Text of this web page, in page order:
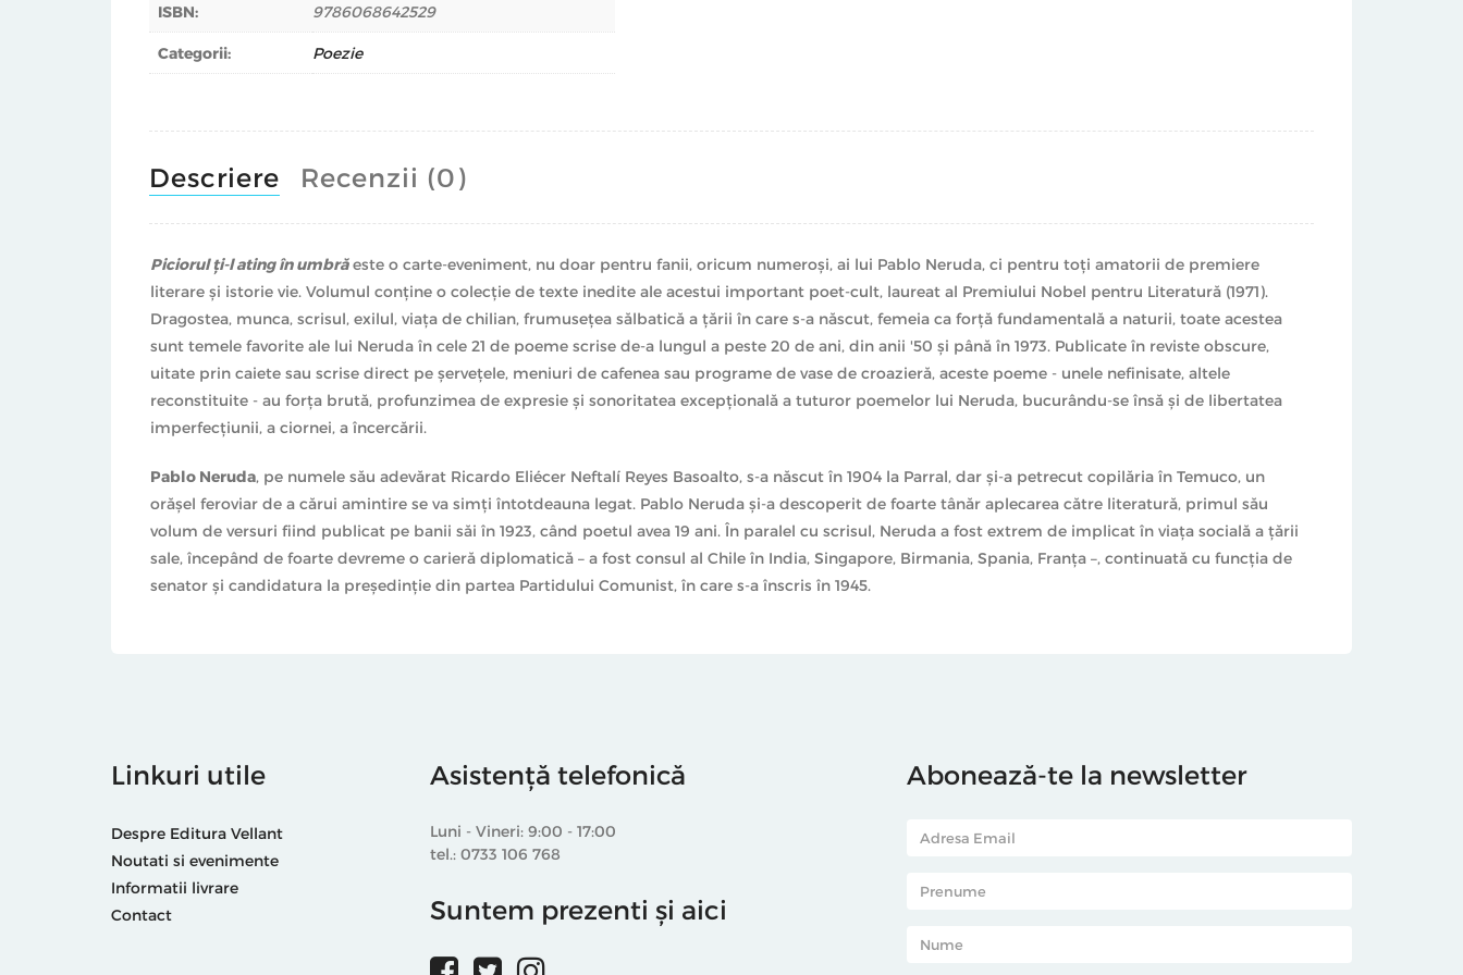
ISBN: 9786068642529
Categorii: Poezie
Descriere Recenzii (0)
Piciorulți-l ating în umbrăeste o carte-eveniment, nu doar pentru fanii, oricum numeroși, ai lui Pablo Neruda, ci pentru toți amatorii de premiere
literare și istorie vie. Volumul conține o colecție de texte inedite ale acestui important poet-cult, laureat al Premiului Nobel pentru Literatură (1971).
Dragostea, munca, scrisul, exilul, viața de chilian, frumusețea sălbatică a țării în care s-a născut, femeia ca forță fundamentală a naturii, toate acestea
sunt temele favorite ale lui Neruda în cele 21 de poeme scrise de-a lungul a peste 20 de ani, din anii '50 și până în 1973. Publicate în reviste obscure,
uitate prin caiete sau scrise direct pe șervețele, meniuri de cafenea sau programe de vase de croazieră, aceste poeme - unele nefinisate, altele
reconstituite - au forța brută, profunzimea de expresie și sonoritatea excepțională a tuturor poemelor lui Neruda, bucurându-se însă și de libertatea
imperfecțiunii, a ciornei, a încercării.
Pablo Neruda, pe numele său adevărat Ricardo Eliécer Neftalí Reyes Basoalto, s-a născut în 1904 la Parral, dar și-a petrecut copilăria în Temuco, un
orășel feroviar de a cărui amintire se va simți întotdeauna legat. Pablo Neruda și-a descoperit de foarte tânăr aplecarea către literatură, primul său
volum de versuri fiind publicat pe banii săi în 1923, când poetul avea 19 ani. În paralel cu scrisul, Neruda a fost extrem de implicat în viața socială a țării
sale, începând de foarte devreme o carieră diplomatică – a fost consul al Chile în India, Singapore, Birmania, Spania, Franța –, continuată cu funcția de
senator și candidatura la președinție din partea Partidului Comunist, în care s-a înscris în 1945.
Linkuri utile
Despre Editura Vellant
Noutati si evenimente
Informatii livrare
Contact
Asistență telefonică
Luni - Vineri: 9:00 - 17:00
tel.: 0733 106 768
Suntem prezenti și aici
Abonează-te la newsletter